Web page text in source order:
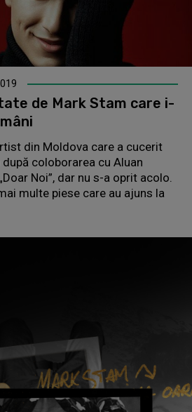
de Mark Stam care i-
din Moldova care a cucerit
coloborarea cu Aluan
Noi”, dar nu s-a oprit acolo.
multe piese care au ajuns la